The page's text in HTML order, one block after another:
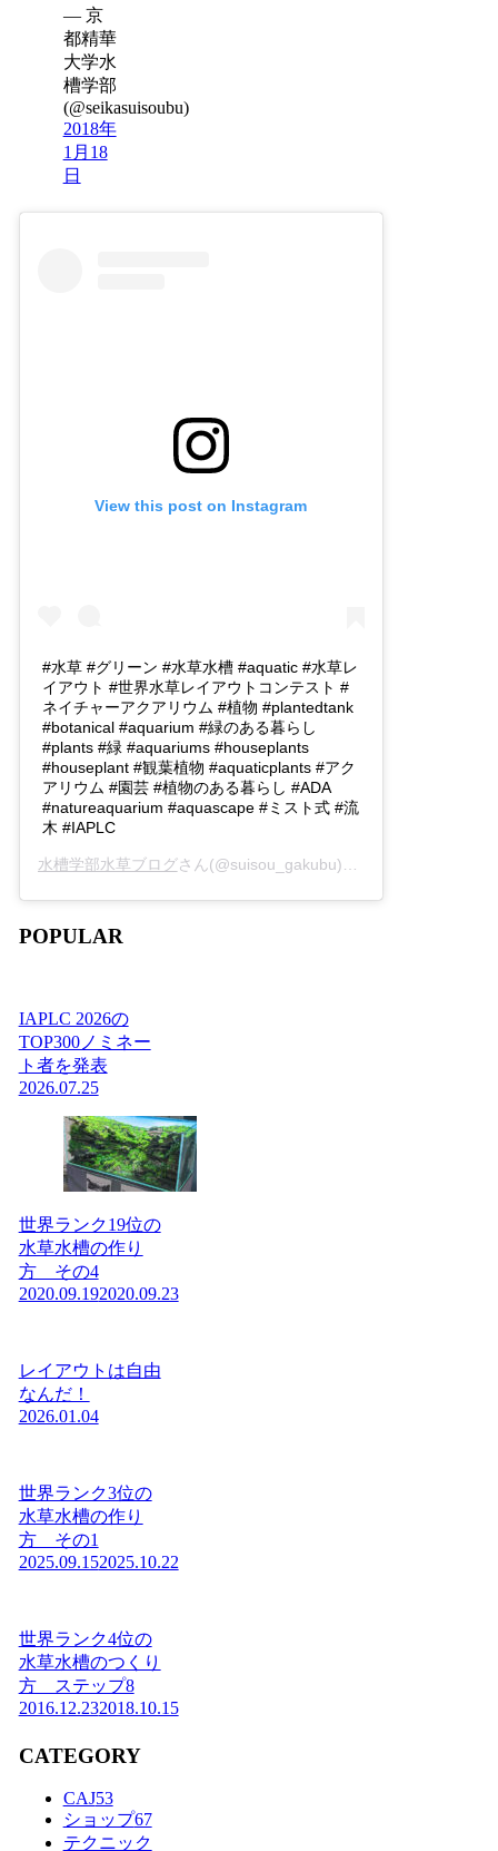
— 京
都精華
大学水
槽学部
(@seikasuisoubu)
2018年
1月18
日
View this post on Instagram
#水草 #グリーン #水草水槽 #aquatic #水草レ
イアウト #世界水草レイアウトコンテスト #
ネイチャーアクアリウム #植物 #plantedtank
#botanical #aquarium #緑のある暮らし
#plants #緑 #aquariums #houseplants
#houseplant #観葉植物 #aquaticplants #アク
アリウム #園芸 #植物のある暮らし #ADA
#natureaquarium #aquascape #ミスト式 #流
木 #IAPLC
水槽学部水草ブログさん(@suisou_gakubu)がシェアした投稿 -
POPULAR
IAPLC 2026の
TOP300ノミネー
ト者を発表
2026.07.25
世界ランク19位の
水草水槽の作り
方 その4
2020.09.192020.09.23
レイアウトは自由
なんだ！
2026.01.04
世界ランク3位の
水草水槽の作り
方 その1
2025.09.152025.10.22
世界ランク4位の
水草水槽のつくり
方 ステップ8
2016.12.232018.10.15
CATEGORY
CAJ53
ショップ67
テクニック